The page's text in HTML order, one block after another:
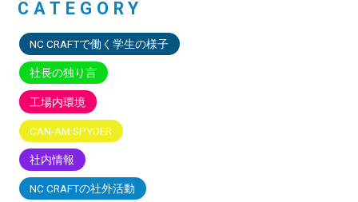
CATEGORY
NC CRAFTで働く学生の様子
社長の独り言
工場内環境
CAN-AM SPYDER
社内情報
NC CRAFTの社外活動